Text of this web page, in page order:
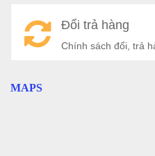
Đổi trả hàng
Chính sách đổi, trả
MAPS